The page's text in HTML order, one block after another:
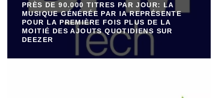
PRÈS DE 90.000 TITRES PAR JOUR: LA
MUSIQUE GÉNÉRÉE PAR IA REPRÉSENTE
POUR LA PREMIÈRE FOIS PLUS DE LA
MOITIÉ DES AJOUTS QUOTIDIENS SUR
DEEZER